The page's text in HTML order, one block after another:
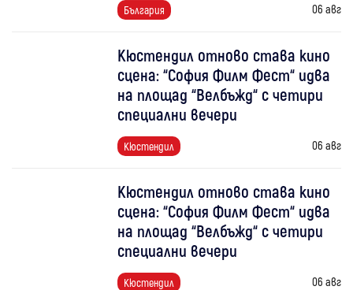
България 06 авг
Кюстендил отново става кино
сцена: “София Филм Фест“ идва
на площад “Велбъжд“ с четири
специални вечери
Кюстендил 06 авг
Кюстендил отново става кино
сцена: “София Филм Фест“ идва
на площад “Велбъжд“ с четири
специални вечери
Кюстендил 06 авг